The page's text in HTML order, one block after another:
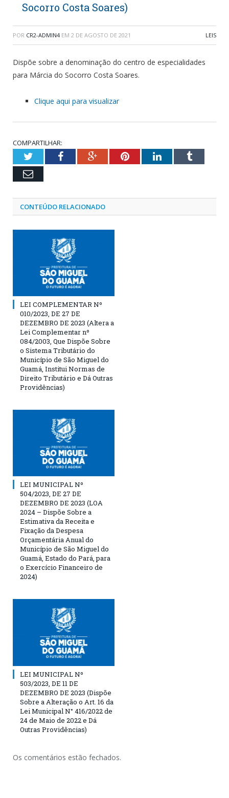
Socorro Costa Soares)
POR CR2-ADMIN4 EM 2 DE AGOSTO DE 2021 LEIS
Dispõe sobre a denominação do centro de especialidades
para Márcia do Socorro Costa Soares.
Clique aqui para visualizar
COMPARTILHAR:
TwitterFacebookGoogle+PinterestLinkedInTumblr
Email
CONTEÚDO RELACIONADO
LEI COMPLEMENTAR Nº
010/2023, DE 27 DE
DEZEMBRO DE 2023 (Altera a
Lei Complementar nº
084/2003, Que Dispõe Sobre
o Sistema Tributário do
Município de São Miguel do
Guamá, Institui Normas de
Direito Tributário e Dá Outras
Providências)
LEI MUNICIPAL Nº
504/2023, DE 27 DE
DEZEMBRO DE 2023 (LOA
2024 – Dispõe Sobre a
Estimativa da Receita e
Fixação da Despesa
Orçamentária Anual do
Município de São Miguel do
Guamá, Estado do Pará, para
o Exercício Financeiro de
2024)
LEI MUNICIPAL Nº
503/2023, DE 11 DE
DEZEMBRO DE 2023 (Dispõe
Sobre a Alteração o Art. 16 da
Lei Municipal N° 416/2022 de
24 de Maio de 2022 e Dá
Outras Providências)
Os comentários estão fechados.